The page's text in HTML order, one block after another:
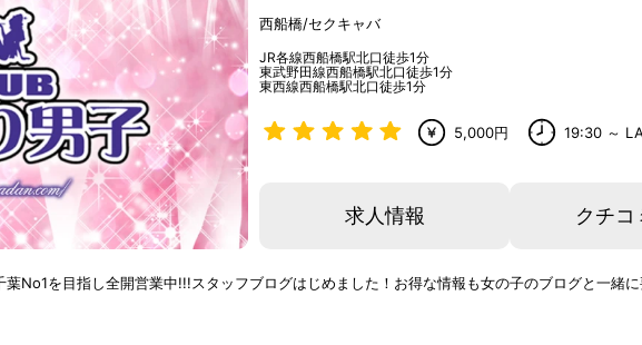
西船橋/セクキャバ
JR各線西船橋駅北口徒歩1分
東武野田線西船橋駅北口徒歩1分
東西線西船橋駅北口徒歩1分
5,000円 19:30 ～
求人情報 クチコ
No1を目指し全開営業中!!!スタッフブログはじめました！お得な情報も女の子のブログと一緒